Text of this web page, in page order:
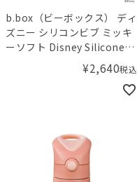
b.box（ビーボックス） ディ
ズニー シリコンビブ ミッキ
ーソフト Disney Silicone
¥2,640税込